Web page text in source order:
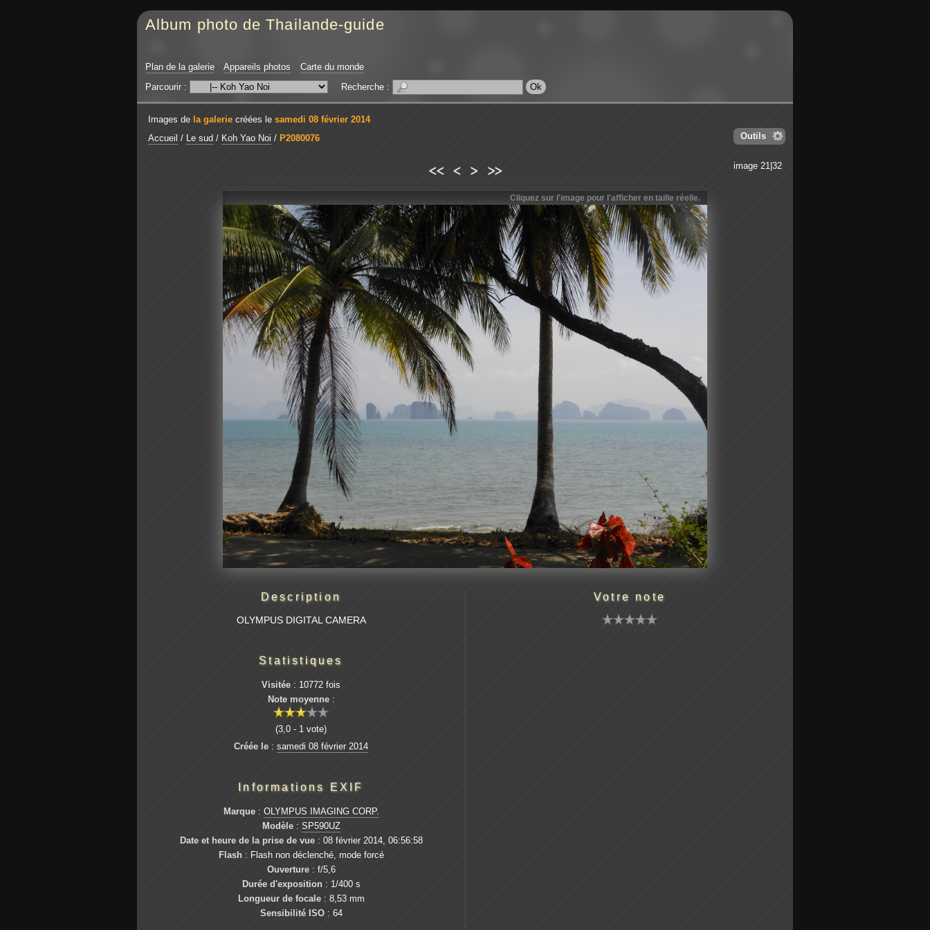
Album photo de Thailande-guide
Plan de la galerie Appareils photos
Carte du monde
Parcourir :
Recherche :
Images de la galerie créées le samedi 08 février 2014
Outils
Accueil / Le sud / Koh Yao Noi / P2080076
image 21|32
<< < > >>
Cliquez sur l'image pour l'afficher en taille réelle.
Description
OLYMPUS DIGITAL CAMERA
Statistiques
Visitée : 10772 fois
Note moyenne:
(3,0 - 1 vote)
Créée le : samedi 08 février 2014
Informations EXIF
Marque: OLYMPUS IMAGING CORP.
Modèle: SP590UZ
Date et heure de la prise de vue: 08 février 2014, 06:56:58
Flash : Flash non déclenché, mode forcé
Ouverture: f/5,6
Durée d'exposition : 1/400 s
Longueur de focale: 8,53 mm
Sensibilité ISO: 64
Votre note